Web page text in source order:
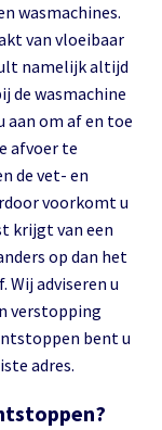
wasmachines.
van vloeibaar
namelijk altijd
de wasmachine
aan om af en toe
afvoer te
de vet- en
voorkomt u
krijgt van een
op dan het
Wij adviseren u
verstopping
bent u
adres.